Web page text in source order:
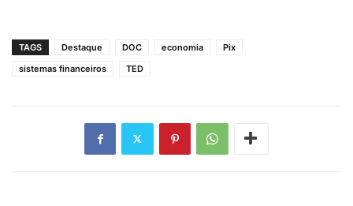
TAGS Destaque DOC economia
Pix
sistemas financeiros
TED